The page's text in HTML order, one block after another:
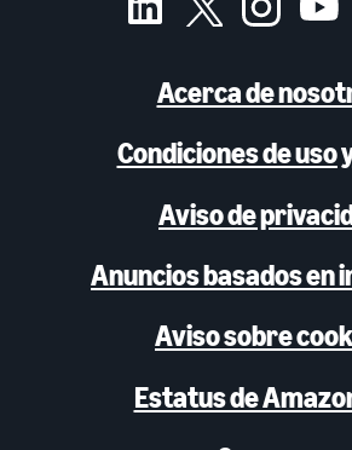
Acerca de
Condiciones de uso
Aviso de
Anuncios basados en
Aviso sobre
Estatus de